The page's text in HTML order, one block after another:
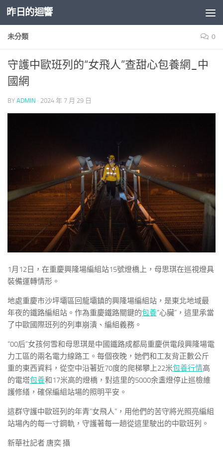
Skip to content
昨日的迴響
未分類 0
守護中歐班列的“女飛人”查甜心包養網_中
國網
BY ADMIN · 2024 年 7 月 29 日
1月12日，在重慶興隆場編組站15號燈橋上，母思琪在巡視燈具
裝備運轉情形。
地處重慶市沙坪壩區回龍壩鎮的興隆場編組站，是東北地域最
年夜的鐵路編組站。作為重慶鐵路關鍵的包養“心臟”，這里承當
了中歐國際班列的列車崩潰、編組義務。
“00后”女孩何雪和母思琪是中國鐵路成都局重慶供電段興隆場電
力工區的兩名電力線路工。每個夜晚，她們和工友背正數公斤
重的東西資料，從空中沿著近70度的爬梯攀上22米包養行情高
的電塔包養和17米高的燈橋，對這里的5000余盞燈停止巡檢維
護修繕，確保編組站場的照明平安。
這群守護中歐班列的年青“女飛人”，用他們的苦守將光照亮編組
站場內的每一寸鋼軌，守護著每一趟從這里駛出的中歐班列。
新華社記者 唐奕 攝